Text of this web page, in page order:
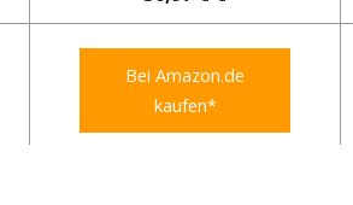
Bei Amazon.de
kaufen*